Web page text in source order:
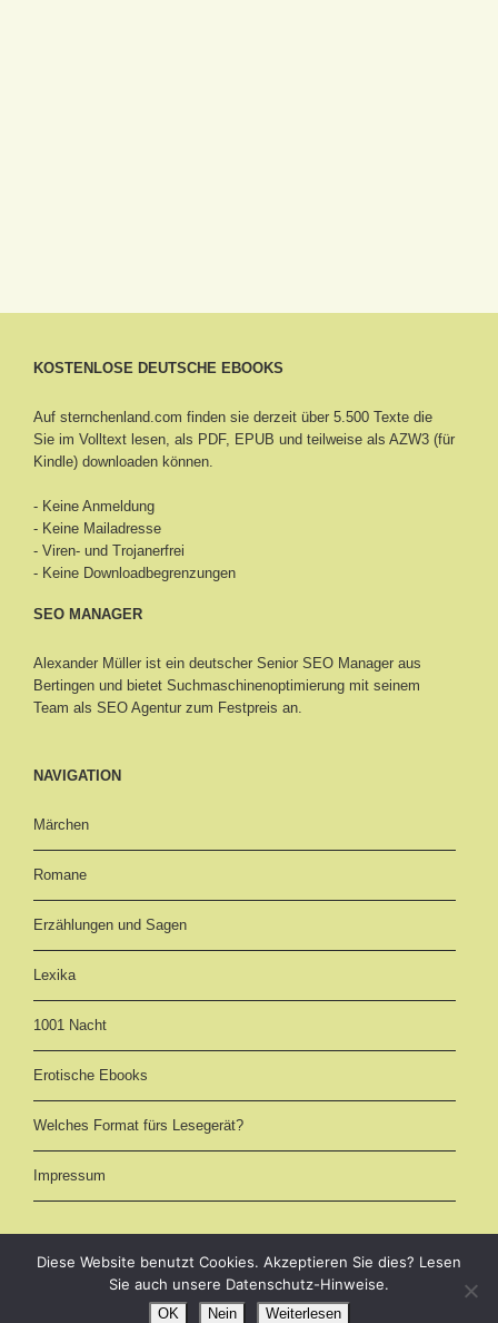
KOSTENLOSE DEUTSCHE EBOOKS
Auf sternchenland.com finden sie derzeit über 5.500 Texte die
Sie im Volltext lesen, als PDF, EPUB und teilweise als AZW3 (für
Kindle) downloaden können.
- Keine Anmeldung
- Keine Mailadresse
- Viren- und Trojanerfrei
- Keine Downloadbegrenzungen
SEO MANAGER
Alexander Müller ist ein deutscher Senior SEO Manager aus
Bertingen und bietet Suchmaschinenoptimierung mit seinem
Team als SEO Agentur zum Festpreis an.
NAVIGATION
Märchen
Romane
Erzählungen und Sagen
Lexika
1001 Nacht
Erotische Ebooks
Welches Format fürs Lesegerät?
Impressum
eBooks kostenlos downloaden als EPUB, AZW3 (Kindle) und PDF -
Diese Website benutzt Cookies. Akzeptieren Sie dies? Lesen
Sie auch unsere Datenschutz-Hinweise.
OK Nein Weiterlesen